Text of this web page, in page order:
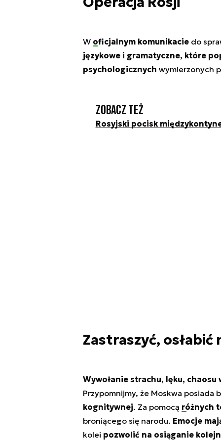
W oficjalnym komunikaciedo
językowe i gramatyczne, które
psychologicznych wymierzonych
Zobacz też
Rosyjski pocisk
Zastraszyć, osłabić
Wywołanie strachu, lęku, chaosu
Przypomnijmy, że Moskwa
kognitywnej. Za pomocą różnych
broniącego się narodu. Emocje
kolei pozwolić na osiąganie